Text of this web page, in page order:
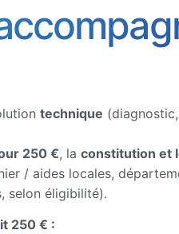
technique
250 €, la constitution et
/ aides locales,
selon éligibilité).
250 € :